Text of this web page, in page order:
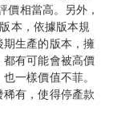
價相當高。另外，
本，依據版本規
生產的版本，擁
有可能會被高價
一樣價值不菲。
有，使得停產款